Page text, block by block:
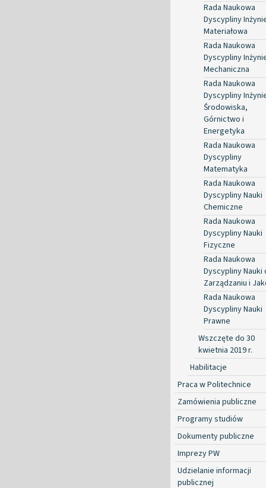
Rada Naukowa
Dyscypliny
Materiałowa
Rada Naukowa
Dyscypliny
Mechaniczna
Rada Naukowa
Dyscypliny
Środowiska,
Górnictwo i
Energetyka
Rada Naukowa
Dyscypliny
Matematyka
Rada Naukowa
Dyscypliny Nauki
Chemiczne
Rada Naukowa
Dyscypliny Nauki
Fizyczne
Rada Naukowa
Dyscypliny Nauki
Zarządzaniu i
Rada Naukowa
Dyscypliny Nauki
Prawne
Wszczęte do 30
kwietnia 2019 r.
Habilitacje
Praca w Politechnice
Zamówienia publiczne
Programy studiów
Dokumenty publiczne
Imprezy PW
Udzielanie informacji
publicznej